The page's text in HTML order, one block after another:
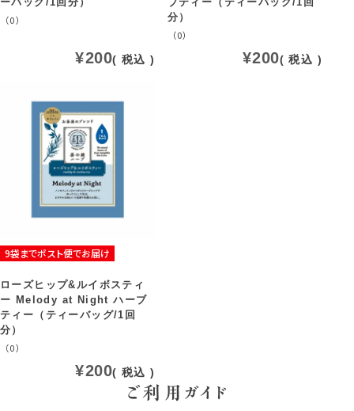
（0）
¥200 税込
分）
（0）
¥200 税込
9袋までポスト便でお届け
ローズヒップ&ルイボスティ
ー Melody at Night ハーブ
ティー（ティーバッグ/1回
分）
（0）
¥200 税込
ご利用ガイド